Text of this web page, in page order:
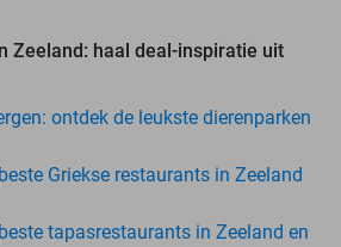
Zeeland: haal deal-inspiratie uit
ontdek de leukste dierenparken
Griekse restaurants in Zeeland
tapasrestaurants in Zeeland en